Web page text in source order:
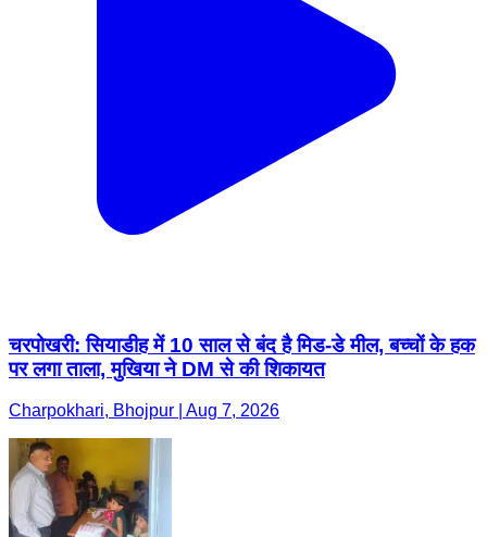
चरपोखरी: सियाडीह में 10 साल से बंद है मिड-डे मील, बच्चों के हक
पर लगा ताला, मुखिया ने DM से की शिकायत
Charpokhari, Bhojpur | Aug 7, 2026